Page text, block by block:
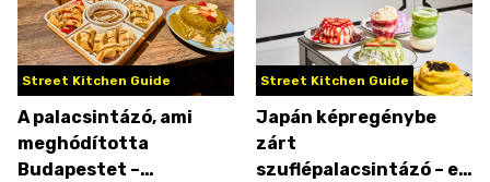
Street Kitchen Guide
A palacsintázó, ami
meghódította
Budapestet –
Street Kitchen Guide
Japán képregénybe
zárt
szuflépalacsintázó – ez